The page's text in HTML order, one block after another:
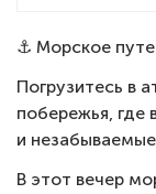
⚓ Морское
Погрузитесь в
побережья, где
и
В этот вечер